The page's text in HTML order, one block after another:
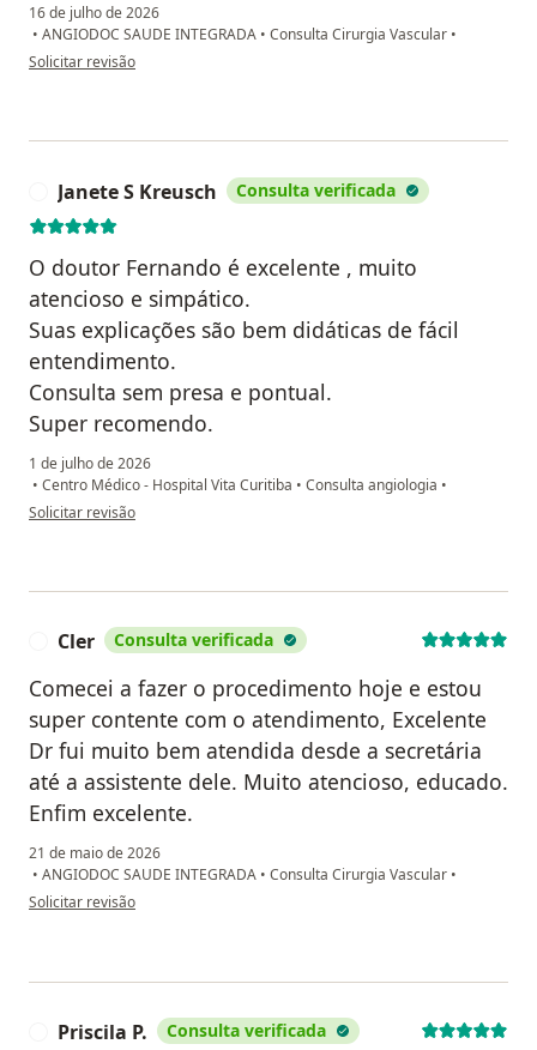
16 de julho de 2026
• ANGIODOC SAUDE INTEGRADA • Consulta Cirurgia Vascular •
na opinião do utilizador A.G.T.S
Solicitar revisão
Janete S Kreusch Consulta verificada
O doutor Fernando é excelente , muito
atencioso e simpático.
Suas explicações são bem didáticas de fácil
entendimento.
Consulta sem presa e pontual.
Super recomendo.
1 de julho de 2026
• Centro Médico - Hospital Vita Curitiba • Consulta angiologia •
na opinião do utilizador Janete S Kreusch
Solicitar revisão
Cler Consulta verificada
Comecei a fazer o procedimento hoje e estou
super contente com o atendimento, Excelente
Dr fui muito bem atendida desde a secretária
até a assistente dele. Muito atencioso, educado.
Enfim excelente.
21 de maio de 2026
• ANGIODOC SAUDE INTEGRADA • Consulta Cirurgia Vascular •
na opinião do utilizador Cler
Solicitar revisão
Priscila P. Consulta verificada